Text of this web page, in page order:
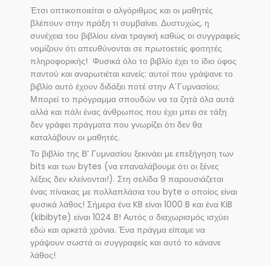
Έτσι οπτικοποιείται ο αλγόριθμος και οι μαθητές
βλέπουν στην πράξη τι συμβαίνει. Δυστυχώς, η
συνέχεια του βιβλίου είναι τραγική καθώς οι συγγραφείς
νομίζουν ότι απευθύνονται σε πρωτοετείς φοιτητές
πληροφορικής! Φυσικά όλο το βιβλίο έχει το ίδιο ύφος
παντού και αναρωτιέται κανείς: αυτοί που γράψανε το
βιβλίο αυτό έχουν διδάξει ποτέ στην Α΄Γυμνασίου;
Μπορεί το πρόγραμμα σπουδών να τα ζητά όλα αυτά
αλλά και πάλι ένας άνθρωπος που έχει μπει σε τάξη
δεν γράφει πράγματα που γνωρίζει ότι δεν θα
καταλάβουν οι μαθητές.
Το βιβλίο της Β’ Γυμνασίου ξεκινάει με επεξήγηση των
bits και των bytes (να επαναλάβουμε ότι οι ξένες
λέξεις δεν κλείνονται!). Στη σελίδα 9 παρουσιάζεται
ένας πίνακας με πολλαπλάσια του byte ο οποίος είναι
φυσικά λάθος! Σήμερα ένα KB είναι 1000 B και ένα KiB
(kibibyte) είναι 1024 B! Αυτός ο διαχωρισμός ισχύει
εδώ και αρκετά χρόνια. Ένα πράγμα είπαμε να
γράψουν σωστά οι συγγραφείς και αυτό το κάνανε
λάθος!